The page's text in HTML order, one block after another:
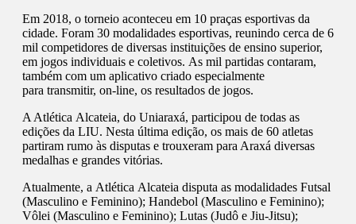
Em 2018, o torneio aconteceu em 10 praças esportivas da
cidade. Foram 30 modalidades esportivas, reunindo cerca de 6
mil competidores de diversas instituições de ensino superior,
em jogos individuais e coletivos. As mil partidas contaram,
também com um aplicativo criado especialmente
para transmitir, on-line, os resultados de jogos.
A Atlética Alcateia, do Uniaraxá, participou de todas as
edições da LIU. Nesta última edição, os mais de 60 atletas
partiram rumo às disputas e trouxeram para Araxá diversas
medalhas e grandes vitórias.
Atualmente, a Atlética Alcateia disputa as modalidades Futsal
(Masculino e Feminino); Handebol (Masculino e Feminino);
Vôlei (Masculino e Feminino); Lutas (Judô e Jiu-Jitsu);